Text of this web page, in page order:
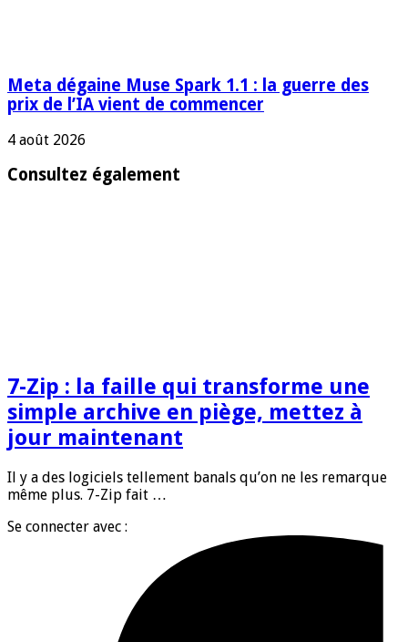
Meta dégaine Muse Spark 1.1 : la guerre des
prix de l’IA vient de commencer
4 août 2026
Consultez également
7-Zip : la faille qui transforme une
simple archive en piège, mettez à
jour maintenant
Il y a des logiciels tellement banals qu’on ne les remarque
même plus. 7-Zip fait …
Se connecter avec :